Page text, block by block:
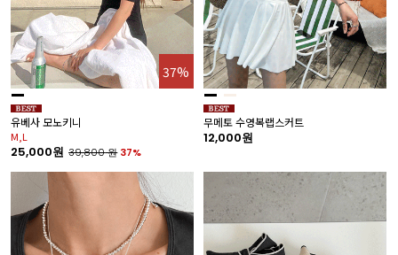
37%
유베사 모노키니
M,L
25,000원 39,800원 37%
무메토 수영복랩스커트
12,000원